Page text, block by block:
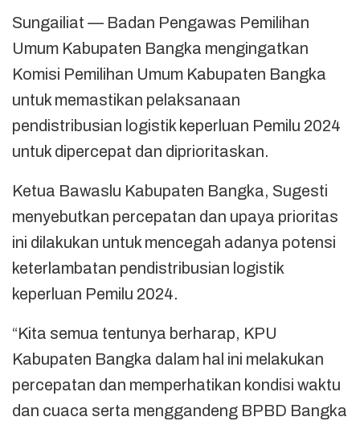
Sungailiat — Badan Pengawas Pemilihan
Umum Kabupaten Bangka mengingatkan
Komisi Pemilihan Umum Kabupaten Bangka
untuk memastikan pelaksanaan
pendistribusian logistik keperluan Pemilu 2024
untuk dipercepat dan diprioritaskan.
Ketua Bawaslu Kabupaten Bangka, Sugesti
menyebutkan percepatan dan upaya prioritas
ini dilakukan untuk mencegah adanya potensi
keterlambatan pendistribusian logistik
keperluan Pemilu 2024.
“Kita semua tentunya berharap, KPU
Kabupaten Bangka dalam hal ini melakukan
percepatan dan memperhatikan kondisi waktu
dan cuaca serta menggandeng BPBD Bangka